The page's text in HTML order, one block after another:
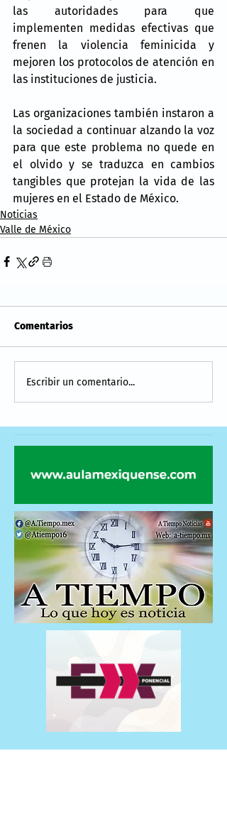
las autoridades para que
implementen medidas efectivas que
frenen la violencia feminicida y
mejoren los protocolos de atención en
las instituciones de justicia.
Las organizaciones también instaron a
la sociedad a continuar alzando la voz
para que este problema no quede en
el olvido y se traduzca en cambios
tangibles que protejan la vida de las
mujeres en el Estado de México.
Noticias
Valle de México
Comentarios
Escribir un comentario...